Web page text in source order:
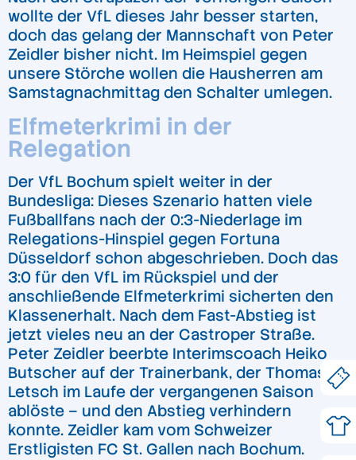
wollte der VfL dieses Jahr besser starten,
doch das gelang der Mannschaft von Peter
Zeidler bisher nicht. Im Heimspiel gegen
unsere Störche wollen die Hausherren am
Samstagnachmittag den Schalter umlegen.
Elfmeterkrimi in der
Relegation
Der VfL Bochum spielt weiter in der
Bundesliga: Dieses Szenario hatten viele
Fußballfans nach der 0:3-Niederlage im
Relegations-Hinspiel gegen Fortuna
Düsseldorf schon abgeschrieben. Doch das
3:0 für den VfL im Rückspiel und der
anschließende Elfmeterkrimi sicherten den
Klassenerhalt. Nach dem Fast-Abstieg ist
jetzt vieles neu an der Castroper Straße.
Peter Zeidler beerbte Interimscoach Heiko
Butscher auf der Trainerbank, der Thomas
Letsch im Laufe der vergangenen Saison
ablöste – und den Abstieg verhindern
konnte. Zeidler kam vom Schweizer
Erstligisten FC St. Gallen nach Bochum.